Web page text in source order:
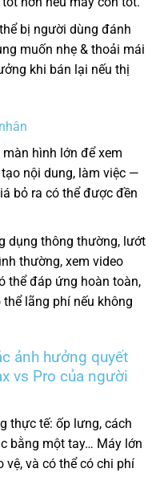
bị người dùng đánh
muốn nhẹ & thoải mái
khi bán lại nếu thị
hình lớn để xem
nội dung, làm việc —
bỏ ra có thể được đền
dụng thông thường, lướt
thường, xem video
thể đáp ứng hoàn toàn,
lãng phí nếu không
ảnh hưởng quyết
vs Pro của người
thực tế: ốp lưng, cách
bằng một tay… Máy lớn
vệ, và có thể có chi phí